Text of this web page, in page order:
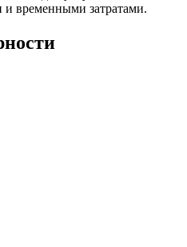
временными затратами.